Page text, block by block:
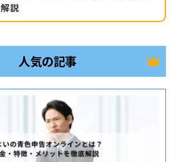
解説
人気の記事